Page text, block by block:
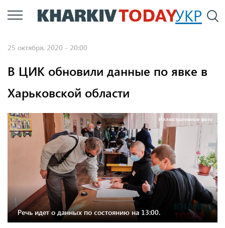
Перейти
к
УКР
25 октября, 2020 - 20:00
В ЦИК обновили данные по явке в
Харьковской области
Иллюстративное фото
Речь идет о данных по состоянию на 13:00.